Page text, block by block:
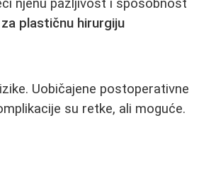
njenu pažljivost i sposobnost
plastičnu hirurgiju
Uobičajene postoperativne
su retke, ali moguće.